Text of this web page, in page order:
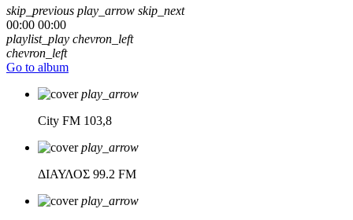
skip_previous play_arrow skip_next
00:00 00:00
playlist_play chevron_left
chevron_left
Go to album
play_arrow
City FM 103,8
play_arrow
ΔΙΑΥΛΟΣ 99.2 FM
play_arrow